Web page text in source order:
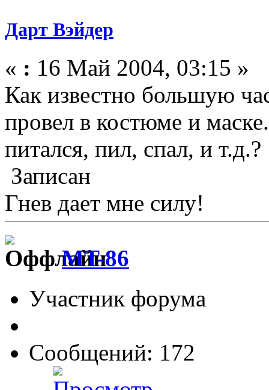
Дарт Вэйдер
« : 16 Май 2004, 03:15 »
Как известно большую
провел в костюме и
питался, пил, спал, и т.д.?
Записан
Гнев дает мне силу!
MT-86
Участник форума
Сообщений: 172